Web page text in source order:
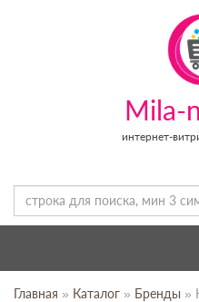
Mila-
интернет-
Главная » Каталог » Бренды »